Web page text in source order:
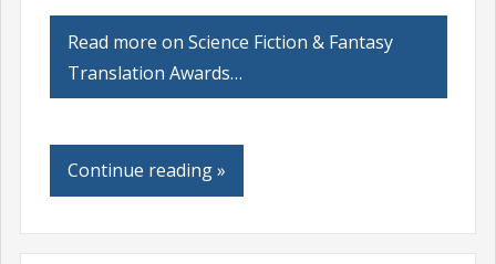
Read more on Science Fiction & Fantasy
Translation Awards…
Continue reading »